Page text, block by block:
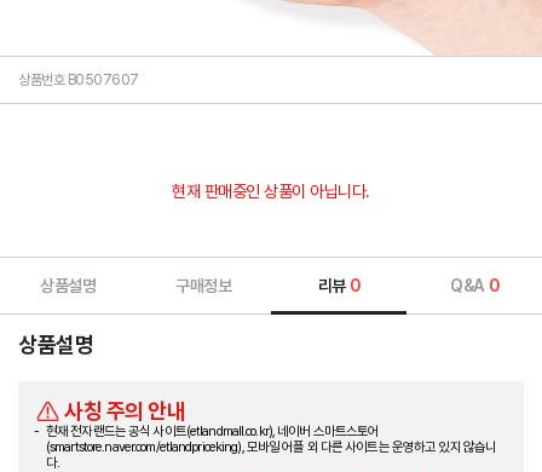
상품번호 B0507607
현재 판매중인 상품이 아닙니다.
상품설명 구매정보 리뷰 0 Q&A 0
상품설명
사칭 주의 안내
현재 전자랜드는 공식 사이트(etlandmall.co.kr), 네이버 스마트스토어
(smartstore.naver.com/etlandpriceking), 모바일 어플 외 다른 사이트는 운영하고 있지 않습니
다.